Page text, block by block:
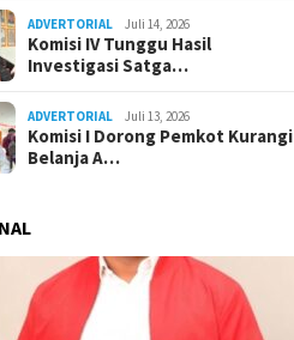
ADVERTORIAL Juli 14, 2026
Komisi IV Tunggu Hasil
Investigasi Satga…
ADVERTORIAL Juli 13, 2026
Komisi I Dorong Pemkot Kurangi
Belanja A…